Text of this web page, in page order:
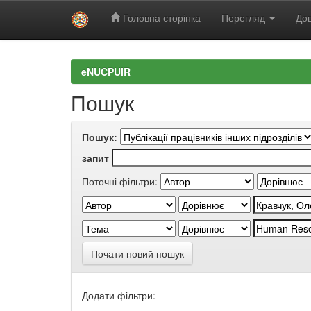
Головна сторінка Перегляд
eNUCPUIR
Пошук
Пошук:
запит
Поточні фільтри:
Почати новий пошук
Додати фільтри: